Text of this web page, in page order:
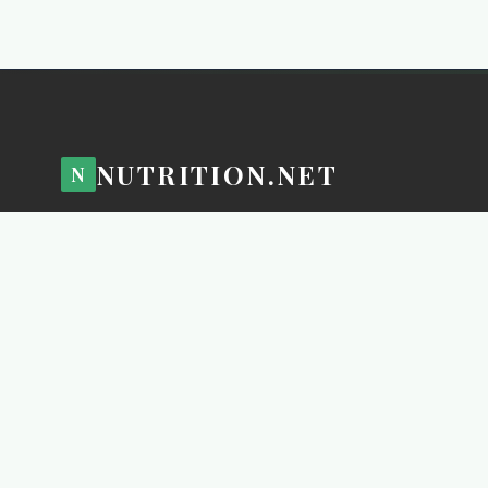
N NUTRITION.NET